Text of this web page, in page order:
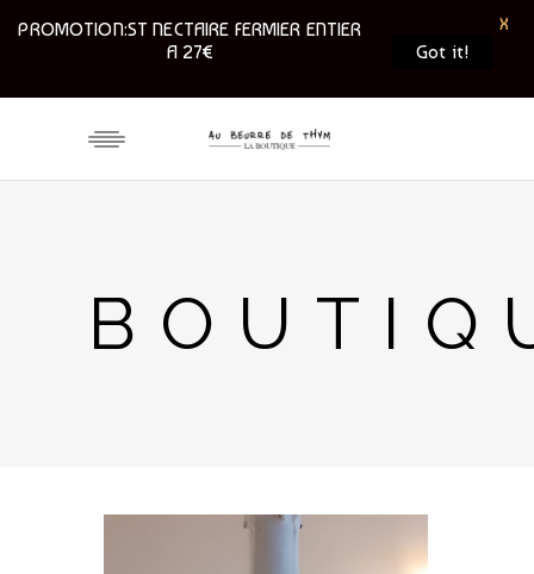
PROMOTION:ST NECTAIRE FERMIER ENTIER
A 27€
Got it!
X